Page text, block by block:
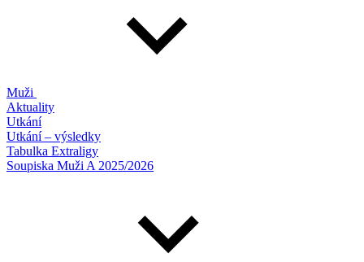
Muži
Aktuality
Utkání
Utkání – výsledky
Tabulka Extraligy
Soupiska Muži A 2025/2026